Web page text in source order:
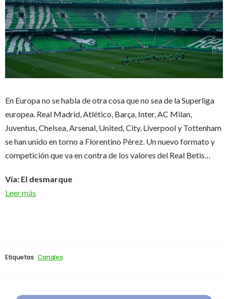
En Europa no se habla de otra cosa que no sea de la Superliga
europea. Real Madrid, Atlético, Barça, Inter, AC Milan,
Juventus, Chelsea, Arsenal, United, City, Liverpool y Tottenham
se han unido en torno a Florentino Pérez. Un nuevo formato y
competición que va en contra de los valores del Real Betis…
Vía: El desmarque
Leer más
Etiquetas Canales